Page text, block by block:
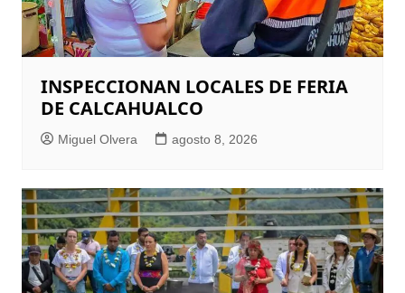
INSPECCIONAN LOCALES DE FERIA
DE CALCAHUALCO
Miguel Olvera agosto 8, 2026